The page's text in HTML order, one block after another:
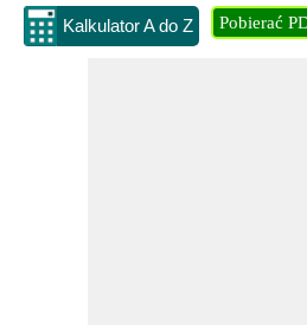
Kalkulator A do Z Pobierać